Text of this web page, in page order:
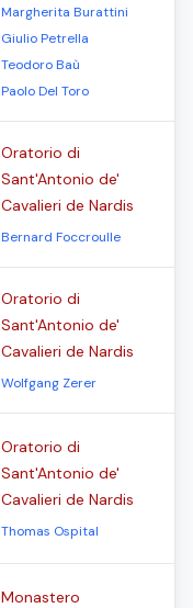
Margherita Burattini
Giulio Petrella
Teodoro Baù
Paolo Del Toro
Oratorio di
Sant'Antonio de'
Cavalieri de Nardis
Bernard Foccroulle
Oratorio di
Sant'Antonio de'
Cavalieri de Nardis
Wolfgang Zerer
Oratorio di
Sant'Antonio de'
Cavalieri de Nardis
Thomas Ospital
Monastero